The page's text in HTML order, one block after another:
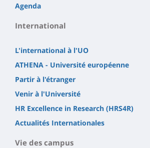
Agenda
International
L'international à l'UO
ATHENA - Université européenne
Partir à l'étranger
Venir à l'Université
HR Excellence in Research (HRS4R)
Actualités Internationales
Vie des campus